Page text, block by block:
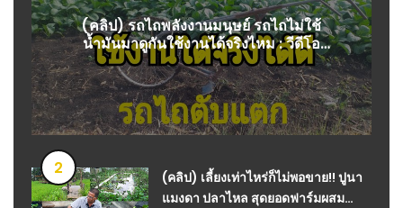
(คลิป) รถไถพลังงานมนุษย์ รถไถไม่ใช้
น้ำมันมาดูกันใช้งานได้จริงไหม : วีดีโอ
เกษตร
2
(คลิป) เลี้ยงเท่าไหร่ก็ไม่พอขาย!! ปูนา
แมงดา ปลาไหล สุดยอดฟาร์มผสม